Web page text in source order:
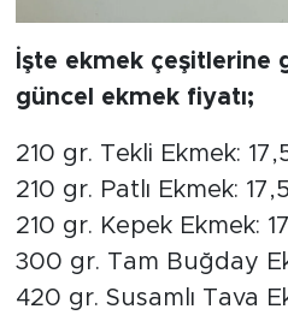
İşte ekmek çeşitlerine
güncel ekmek fiyatı;
210 gr. Tekli Ekmek:
210 gr. Patlı Ekmek:
210 gr. Kepek Ekmek:
300 gr. Tam Buğday
420 gr. Susamlı Tava